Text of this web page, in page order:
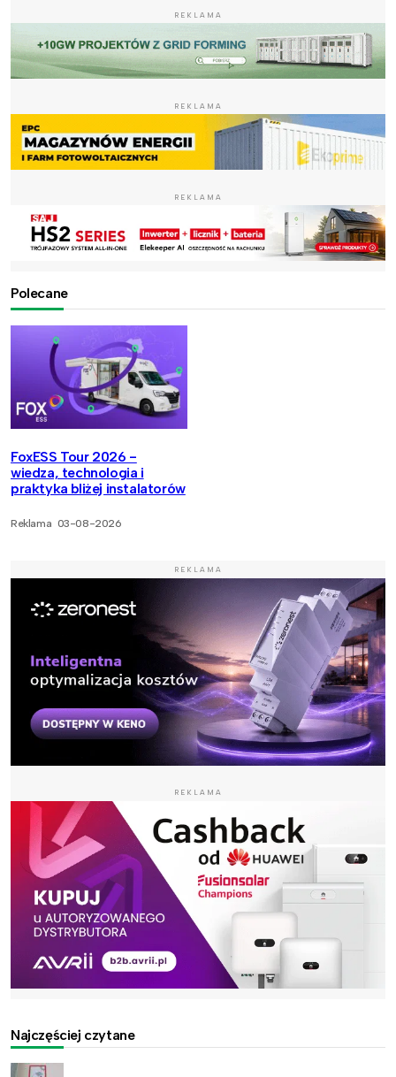
REKLAMA
REKLAMA
REKLAMA
Polecane
FoxESS Tour 2026 -
wiedza, technologia i
praktyka bliżej instalatorów
Reklama 03-08-2026
REKLAMA
REKLAMA
Najczęściej czytane